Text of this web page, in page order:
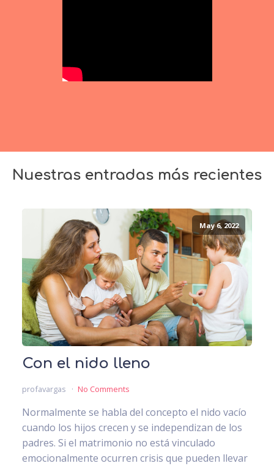
Nuestras entradas más recientes
May 6, 2022
Con el nido lleno
profavargas No Comments
Normalmente se habla del concepto el nido vacío
cuando los hijos crecen y se independizan de los
padres. Si el matrimonio no está vinculado
emocionalmente ocurren crisis que pueden llevar